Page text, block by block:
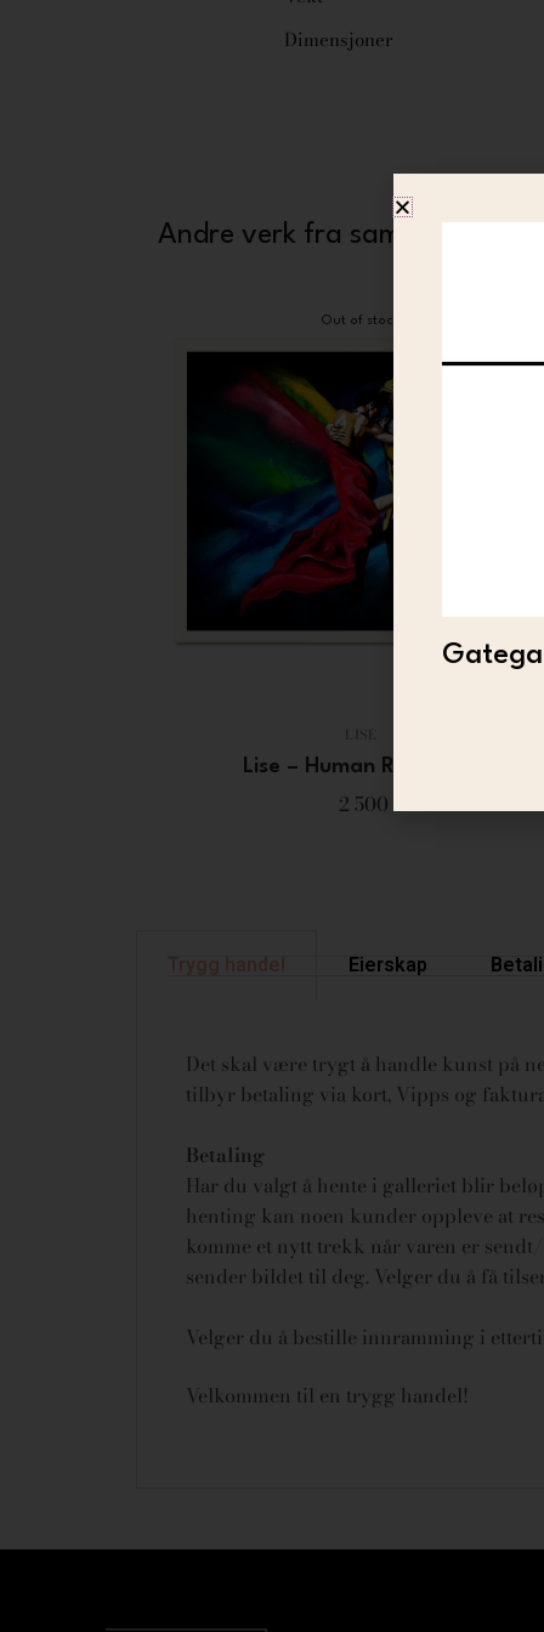
Dimensjoner
Andre verk fra samme
Out of stock
LISE
Lise – Human Rhapsody
2 500
Eierskap
Det skal være trygt å handle kunst på
tilbyr betaling via kort, Vipps og
Betaling
Har du valgt å hente i galleriet blir
henting kan noen kunder oppleve at
komme et nytt trekk når varen er
sender bildet til deg. Velger du å få
Velger du å bestille innramming i
Velkommen til en trygg handel!